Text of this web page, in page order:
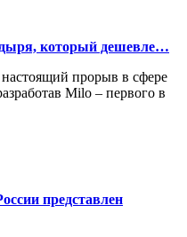
который дешевле…
прорыв в сфере
Milo – первого в
представлен